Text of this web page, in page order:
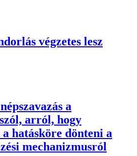
végzetes lesz
a
arról, hogy
hatásköre dönteni a
mechanizmusról